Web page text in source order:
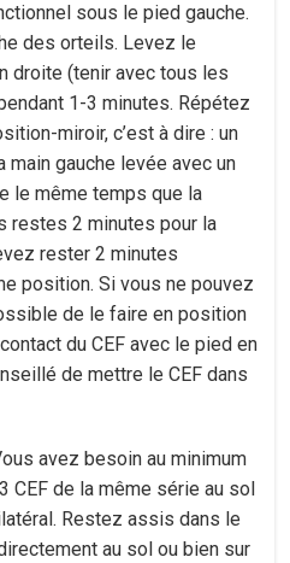
sous le pied gauche.
des orteils. Levez le
droite (tenir avec tous les
1-3 minutes. Répétez
miroir, c’est à dire : un
gauche levée avec un
le même temps que la
restes 2 minutes pour la
rester 2 minutes
position. Si vous ne pouvez
de le faire en position
du CEF avec le pied en
de mettre le CEF dans
avez besoin au minimum
CEF de la même série au sol
Restez assis dans le
au sol ou bien sur